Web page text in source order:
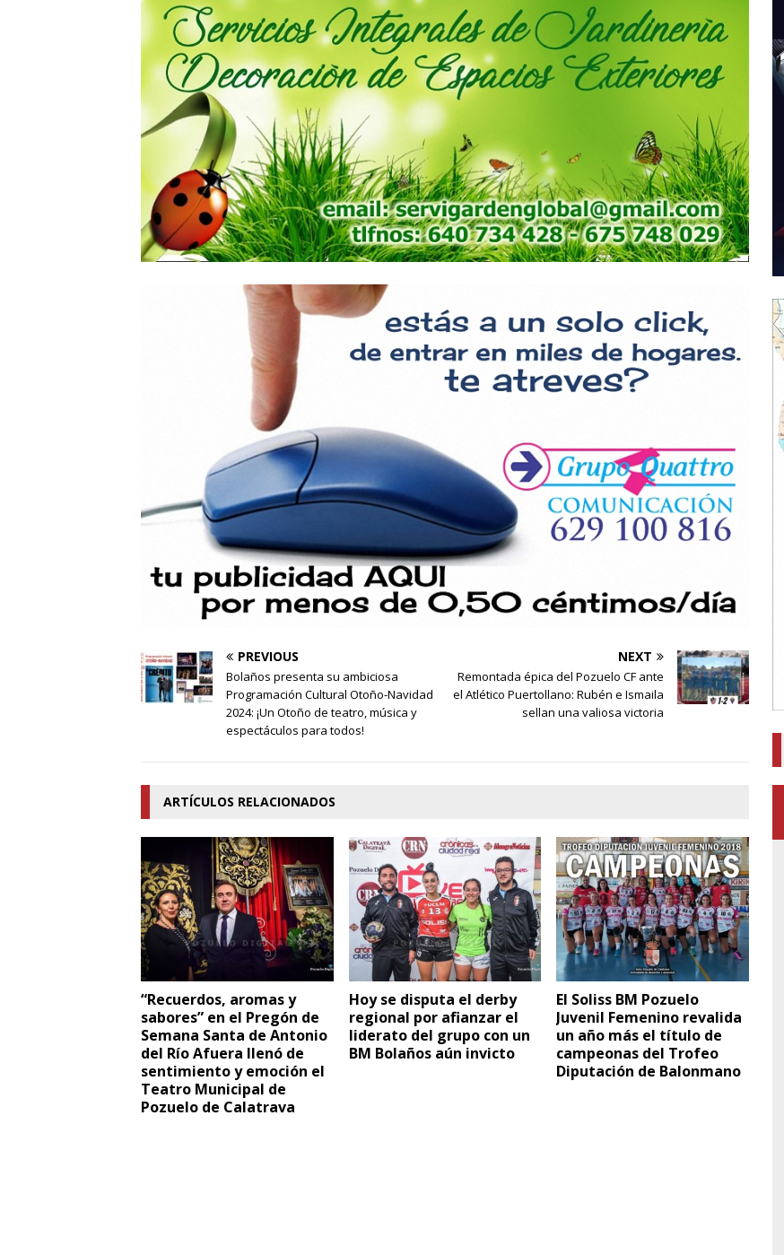
PREVIOUS
Bolaños presenta su ambiciosa
Programación Cultural Otoño-Navidad
2024: ¡Un Otoño de teatro, música y
espectáculos para todos!
NEXT
Remontada épica del Pozuelo CF ante
el Atlético Puertollano: Rubén e Ismaila
sellan una valiosa victoria
ARTÍCULOS RELACIONADOS
“Recuerdos, aromas y
sabores” en el Pregón de
Semana Santa de Antonio
del Río Afuera llenó de
sentimiento y emoción el
Teatro Municipal de
Pozuelo de Calatrava
Hoy se disputa el derby
regional por afianzar el
liderato del grupo con un
BM Bolaños aún invicto
El Soliss BM Pozuelo
Juvenil Femenino revalida
un año más el título de
campeonas del Trofeo
Diputación de Balonmano